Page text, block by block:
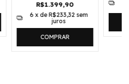
R$1.399,90
6 x deR$233,32 sem
juros
COMPRAR